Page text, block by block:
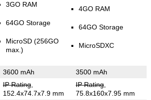
3GO RAM
64GO Storage
MicroSD (256GO
max.)
4GO RAM
64GO Storage
MicroSDXC
3600 mAh 3500 mAh
IP Rating,
152.4x74.7x7.9 mm
IP Rating,
75.8x160x7.95 mm